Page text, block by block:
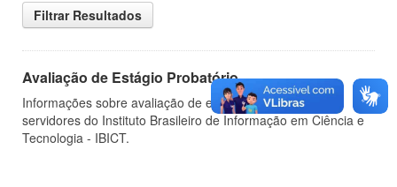
Filtrar Resultados
Avaliação de Estágio Probatório
Informações sobre avaliação de estágio probatório de
servidores do Instituto Brasileiro de Informação em Ciência e
Tecnologia - IBICT.